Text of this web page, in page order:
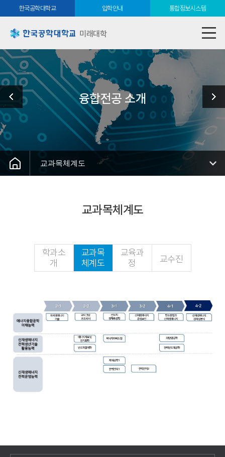
한국공학대학교 입학안내 통합정보시스템
미래대학
융합전공 소개
교과목체계도
교과목체계도
학과소
개
교과목
체계도
교육과
정
교수진